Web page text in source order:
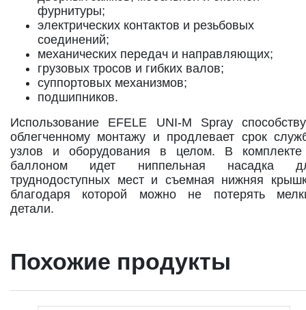
фурнитуры;
электрических контактов и резьбовых
соединений;
механических передач и направляющих;
грузовых тросов и гибких валов;
суппортовых механизмов;
подшипников.
Использование EFELE UNI-M Spray
облегченному монтажу и продлевает срок
узлов и оборудования в целом. В
баллоном идет ниппельная насадка
труднодоступных мест и съемная нижняя
благодаря которой можно не потерять
детали.
Похожие продукты